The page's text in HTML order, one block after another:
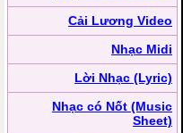
Cải Lương Video
Nhạc Midi
Lời Nhạc (Lyric)
Nhạc có Nốt (Music
Sheet)